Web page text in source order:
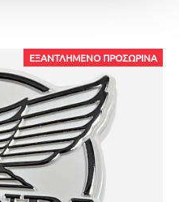
ΕΞΑΝΤΛΗΜΈΝΟ ΠΡΟΣΩΡΙΝΆ